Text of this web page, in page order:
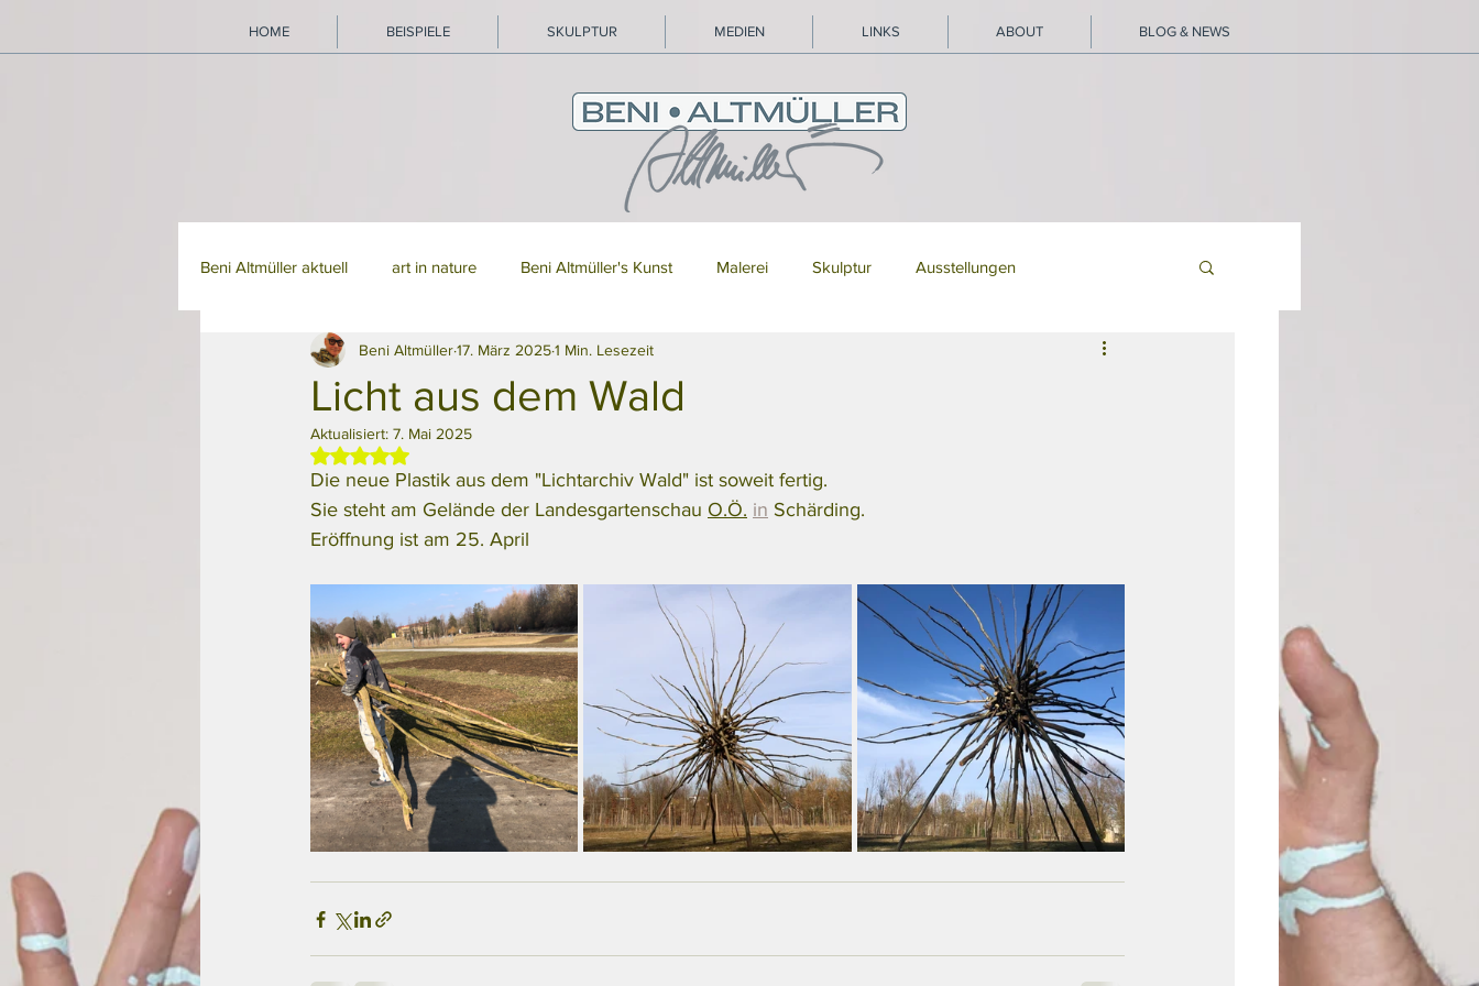
HOME BEISPIELE SKULPTUR MEDIEN LINKS ABOUT BLOG & NEWS
Beni Altmüller aktuell art in nature Beni Altmüller's Kunst Malerei Skulptur Ausstellungen
Licht aus dem Wald
Beni Altmüller17. März 20251 Min. Lesezeit
Aktualisiert: 7. Mai 2025
Mit NaN von 5 Sternen bewertet.
Die neue Plastik aus dem "Lichtarchiv Wald" ist soweit fertig.
Sie steht am Gelände der Landesgartenschau O.Ö. in Schärding.
Eröffnung ist am 25. April